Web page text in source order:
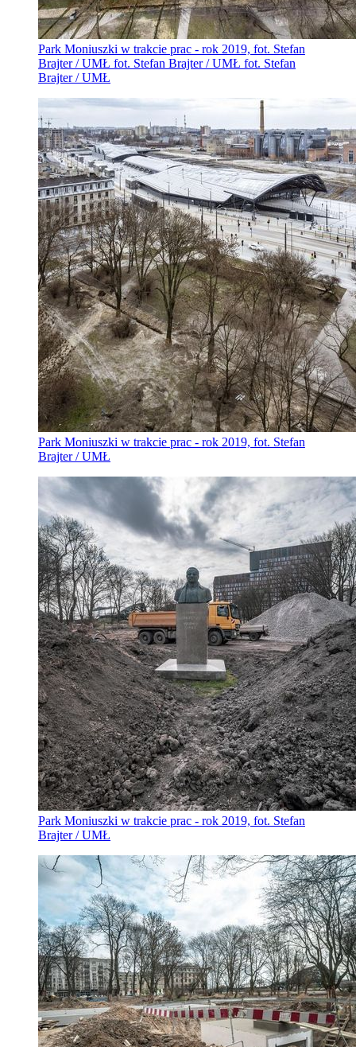
Park Moniuszki w trakcie prac - rok 2019, fot. Stefan
Brajter / UMŁ fot. Stefan Brajter / UMŁ fot. Stefan
Brajter / UMŁ
Park Moniuszki w trakcie prac - rok 2019, fot. Stefan
Brajter / UMŁ
Park Moniuszki w trakcie prac - rok 2019, fot. Stefan
Brajter / UMŁ